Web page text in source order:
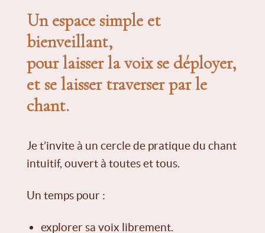
Un espace simple et
bienveillant,
pour laisser la voix se déployer,
et se laisser traverser par le
chant.
Je t’invite à un cercle de pratique du chant
intuitif, ouvert à toutes et tous.
Un temps pour :
explorer sa voix librement.